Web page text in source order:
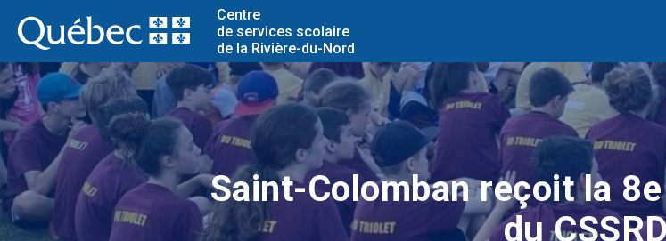
Centre
de services scolaire
de la Rivière-du-Nord
Saint-Colomban reçoit la
du